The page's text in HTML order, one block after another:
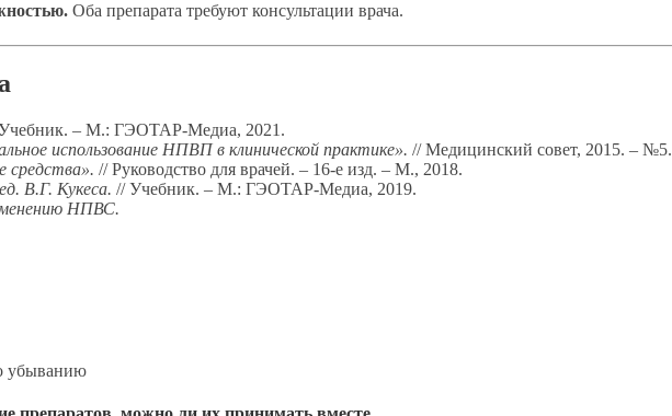
Оба препарата требуют консультации врача.
– М.: ГЭОТАР-Медиа, 2021.
использование НПВП в клинической практике». // Медицинский совет, 2015. – №5.
средства». // Руководство для врачей. – 16-е изд. – М., 2018.
В.Г. Кукеса. // Учебник. – М.: ГЭОТАР-Медиа, 2019.
НПВС.
убыванию